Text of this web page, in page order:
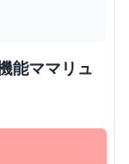
能ママリュ